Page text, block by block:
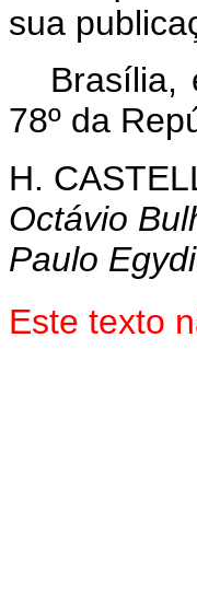
sua
Brasília,
78º da
H.
Octávio
Paulo
Este texto